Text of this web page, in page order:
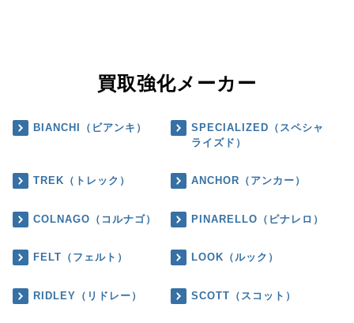
買取強化メーカー
BIANCHI（ビアンキ）
SPECIALIZED（スペシャ
ライズド）
TREK（トレック） ANCHOR（アンカー）
COLNAGO（コルナゴ） PINARELLO（ピナレロ）
FELT（フェルト） LOOK（ルック）
RIDLEY（リドレー） SCOTT（スコット）